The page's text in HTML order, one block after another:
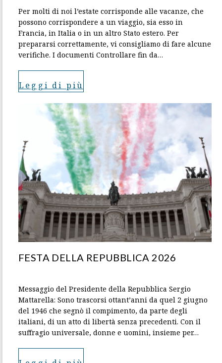
Per molti di noi l’estate corrisponde alle vacanze, che
possono corrispondere a un viaggio, sia esso in
Francia, in Italia o in un altro Stato estero. Per
prepararsi correttamente, vi consigliamo di fare alcune
verifiche. I documenti Controllare fin da…
Leggi di più
FESTA DELLA REPUBBLICA 2026
Messaggio del Presidente della Repubblica Sergio
Mattarella: Sono trascorsi ottant’anni da quel 2 giugno
del 1946 che segnò il compimento, da parte degli
italiani, di un atto di libertà senza precedenti. Con il
suffragio universale, donne e uomini, insieme per…